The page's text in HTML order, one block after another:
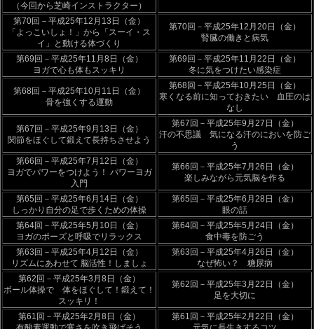
（今回から芝崎インストラクター）
第70回－平成25年12月13日（金）
「よっこいしょ！」から「スーイ・ス
イ」と動ける体づくり
第70回－平成25年12月20日（金）
腎臓の働きと病気
第69回－平成25年11月8日（金）
ヨガで心も体もスッキリ
第69回－平成25年11月22日（金）
冬に気をつけたい感染症
第68回－平成25年10月11日（金）
骨を強くする運動
第68回－平成25年10月25日（金）
寒くなる前に知っておきたい 血圧のは
なし
第67回－平成25年9月13日（金）
関節をほぐして鍛えて長持ちさせよう
第67回－平成25年9月27日（金）
汗の不思議 気になる汗のにおいを防ご
う
第66回－平成25年7月12日（金）
ヨガでパワーをつけよう！ パワーヨガ
入門
第66回－平成25年7月26日（金）
楽しみながら元気脳を作る
第65回－平成25年6月14日（金）
しっかり自分の足で歩くための体操
第65回－平成25年6月28日（金）
眼の話
第64回－平成25年5月10日（金）
ヨガのポーズと呼吸でリラックス
第64回－平成25年5月24日（金）
食中毒を防ごう
第63回－平成25年4月12日（金）
リズムにあわせて 脳活性！しましょ
第63回－平成25年4月26日（金）
なぜ怖い？ 糖尿病
第62回－平成25年3月8日（金）
ボール体操で 体をほぐして！鍛えて！
スッキリ！
第62回－平成25年3月22日（金）
足を大切に
第61回－平成25年2月8日（金）
第61回－平成25年2月22日（金）